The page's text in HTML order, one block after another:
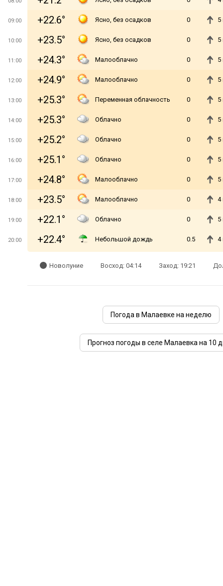
09:00 +22.6° Ясно, без осадков 0 5
10:00 +23.5° Ясно, без осадков 0 5
11:00 +24.3° Малооблачно 0 5
12:00 +24.9° Малооблачно 0 5
13:00 +25.3° Переменная облачность 0 5
14:00 +25.3° Облачно 0 5
15:00 +25.2° Облачно 0 5
16:00 +25.1° Облачно 0 5
17:00 +24.8° Малооблачно 0 5
18:00 +23.5° Малооблачно 0 4
19:00 +22.1° Облачно 0 5
20:00 +22.4° Небольшой дождь 0.5 4
Новолуние Восход: 04:14 Заход: 19:21
Погода в Малаевке на неделю
Прогноз погоды в селе Малаевка на 10